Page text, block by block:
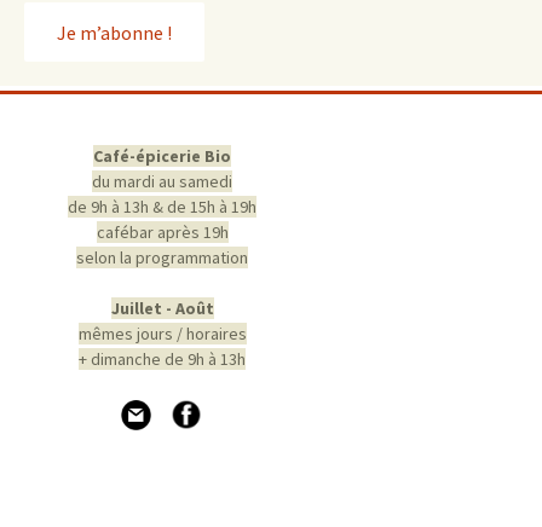
Café-épicerie Bio
du mardi au samedi
de 9h à 13h & de 15h à 19h
cafébar après 19h
selon la programmation
Juillet - Août
mêmes jours / horaires
+ dimanche de 9h à 13h